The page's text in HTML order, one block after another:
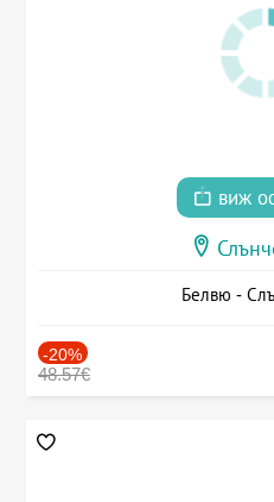
виж
Белвю -
-20%
48.57€